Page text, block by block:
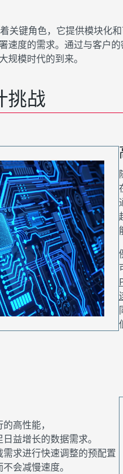
关键角色，它提供模块化和
速度的需求。通过与客户
规模时代的到来。
挑战
高性能，
益增长的数据需求。
求进行快速调整的预配置
会减慢速度。